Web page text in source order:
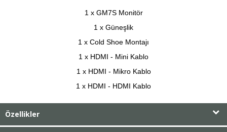
1 x GM7S Monitör
1 x Güneşlik
1 x Cold Shoe Montajı
1 x HDMI - Mini Kablo
1 x HDMI - Mikro Kablo
1 x HDMI - HDMI Kablo
Özellikler